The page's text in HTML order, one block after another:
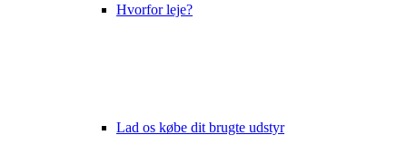
Hvorfor leje?
Lad os købe dit brugte udstyr